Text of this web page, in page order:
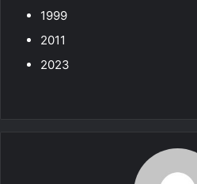
1999
2011
2023